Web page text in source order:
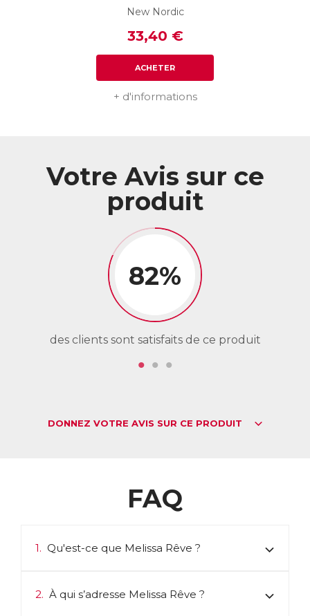
New Nordic
33,40 €
ACHETER
+ d'informations
Votre Avis sur ce
produit
82%
des clients sont satisfaits de ce produit
DONNEZ VOTRE AVIS SUR CE PRODUIT
FAQ
1. Qu'est-ce que Melissa Rêve ?
2. À qui s’adresse Melissa Rêve ?